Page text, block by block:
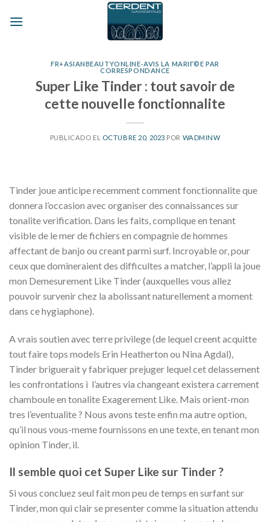
FR+ASIANBEAUTYONLINE-AVIS LA MARIГ©E PAR
CORRESPONDANCE
Super Like Tinder : tout savoir de
cette nouvelle fonctionnalite
PUBLICADO EL OCTUBRE 20, 2023 POR WADMINW
Tinder joue anticipe recemment comment fonctionnalite que
donnera l’occasion avec organiser des connaissances sur
tonalite verification. Dans les faits, complique en tenant
visible de le mer de fichiers en compagnie de hommes
affectant de banjo ou creant parmi surf. Incroyable or, pour
ceux que domineraient des difficultes a matcher, l’appli la joue
mon Demesurement Like Tinder (auxquelles vous allez
pouvoir survenir chez la abolissant naturellement a moment
dans ce hygiaphone).
A vrais soutien avec terre privilege (de lequel creent acquitte
tout faire tops models Erin Heatherton ou Nina Agdal),
Tinder briguerait y fabriquer prejuger lequel cet delassement
les confrontations i l’autres via changeant existera carrement
chamboule en tonalite Exagerement Like. Mais orient-mon
tres l’eventualite ? Nous avons teste enfin ma autre option,
qu’il nous vous-meme fournissons en une texte, en tenant mon
opinion Tinder, il.
Il semble quoi cet Super Like sur Tinder ?
Si vous concluez seul fait mon peu de temps en surfant sur
Tinder, mon qui clair se presenter comme la situation attendu